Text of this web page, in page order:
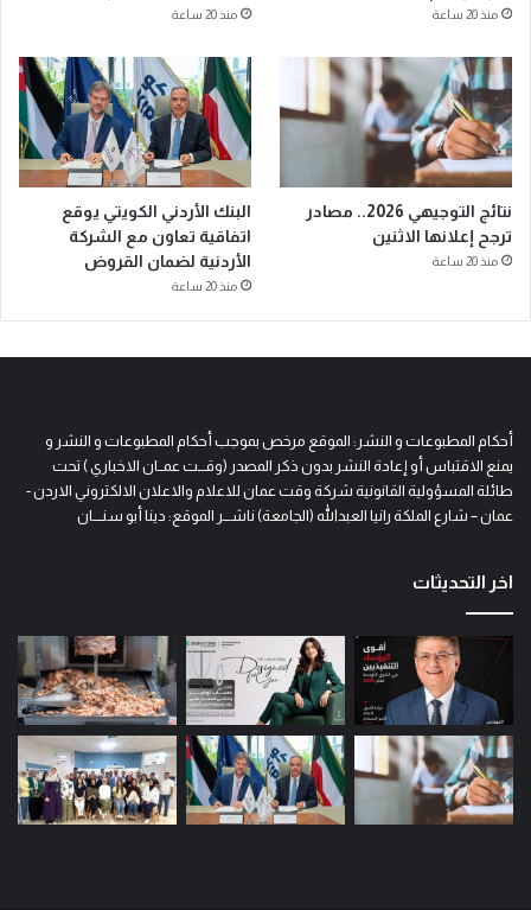
منذ 20 ساعة منذ 20 ساعة
نتائج التوجيهي 2026.. مصادر
ترجح إعلانها الاثنين
منذ 20 ساعة
البنك الأردني الكويتي يوقع
اتفاقية تعاون مع الشركة
الأردنية لضمان القروض
منذ 20 ساعة
أحكام المطبوعات و النشر: الموقع مرخص بموجب أحكام المطبوعات و النشر و
يمنع الاقتباس أو إعادة النشر بدون ذكر المصدر (وقـــت عمــان الاخباري ) تحت
طائلة المسؤولية القانونية شركة وقت عمان للاعلام والاعلان الالكتروني الاردن -
عمان – شارع الملكة رانيا العبدالله (الجامعة) ناشـــر الموقع: دينا أبو سنــــان
اخر التحديثات